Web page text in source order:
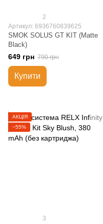
2
Артикул: 6936760839625
SMOK SOLUS GT KIT (Matte
Black)
649 грн 790 грн
Купити
АКЦІЯ
−55%
3